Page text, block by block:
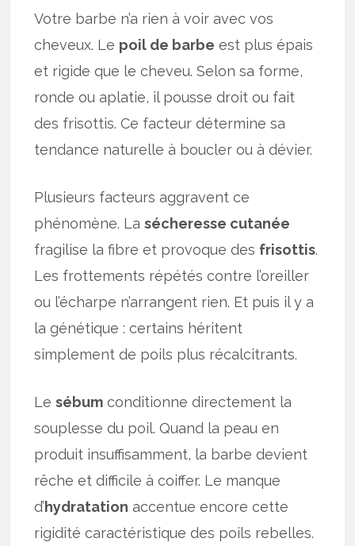
Votre barbe n’a rien à voir avec vos
cheveux. Le poil de barbe est plus épais
et rigide que le cheveu. Selon sa forme,
ronde ou aplatie, il pousse droit ou fait
des frisottis. Ce facteur détermine sa
tendance naturelle à boucler ou à dévier.
Plusieurs facteurs aggravent ce
phénomène. Lasécheresse cutanée
fragilise la fibre et provoque des frisottis.
Les frottements répétés contre l’oreiller
ou l’écharpe n’arrangent rien. Et puis il y a
la génétique : certains héritent
simplement de poils plus récalcitrants.
Lesébum conditionne directement la
souplesse du poil. Quand la peau en
produit insuffisamment, la barbe devient
rêche et difficile à coiffer. Le manque
d’hydratation accentue encore cette
rigidité caractéristique des poils rebelles.